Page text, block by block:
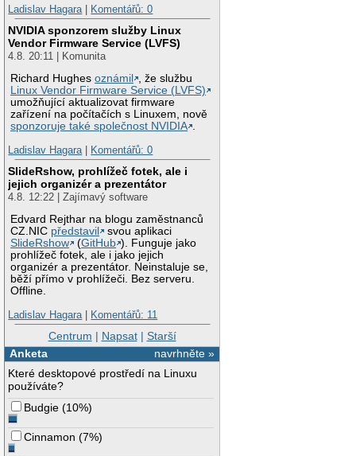
Ladislav Hagara| Komentářů: 0
NVIDIA sponzorem služby Linux
Vendor Firmware Service (LVFS)
4.8. 20:11 | Komunita
Richard Hughesoznámil
, že službu
Linux Vendor Firmware Service (LVFS)
umožňující aktualizovat firmware
zařízení na počítačích s Linuxem, nově
sponzoruje také společnost NVIDIA .
Ladislav Hagara| Komentářů: 0
SlideRshow, prohlížeč fotek, ale i
jejich organizér a prezentátor
4.8. 12:22 | Zajímavý software
Edvard Rejthar na blogu zaměstnanců
CZ.NIC představil
svou aplikaci
SlideRshow
(GitHub ). Funguje jako
prohlížeč fotek, ale i jako jejich
organizér a prezentátor. Neinstaluje se,
běží přímo v prohlížeči. Bez serveru.
Offline.
Ladislav Hagara| Komentářů: 11
Centrum | Napsat| Starší
navrhněte »
Anketa
Které desktopové prostředí na Linuxu
používáte?
Budgie (10%)
Cinnamon (7%)